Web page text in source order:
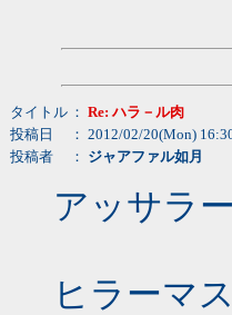
タイトル ： Re: ハラ－ル肉
投稿日
： 2012/02/20(Mon)
投稿者
： ジャアファル如月
アッサラ
ヒラーマ